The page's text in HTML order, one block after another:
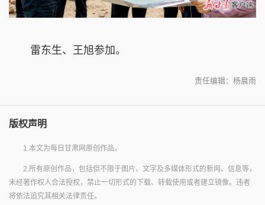
雷东生、王旭参加。
责任编辑：杨晨雨
版权声明
1.本文为每日甘肃网原创作品。
2.所有原创作品，包括但不限于图片、文字及多媒体形式的新闻、信息等，
未经著作权人合法授权，禁止一切形式的下载、转载使用或者建立镜像。违者
将依法追究其相关法律责任。